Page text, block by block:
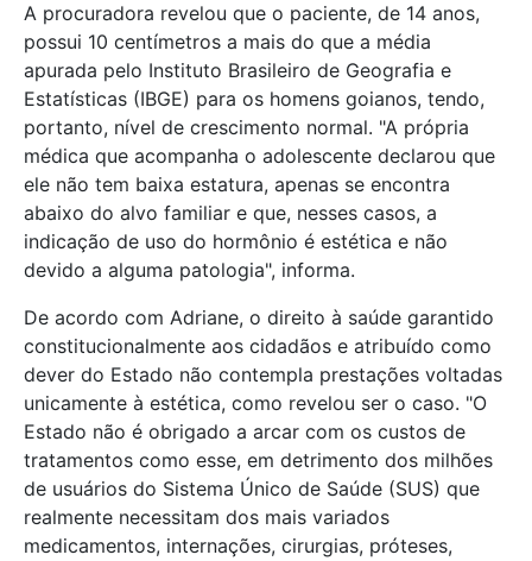
A procuradora revelou que o paciente, de 14 anos,
possui 10 centímetros a mais do que a média
apurada pelo Instituto Brasileiro de Geografia e
Estatísticas (IBGE) para os homens goianos, tendo,
portanto, nível de crescimento normal. "A própria
médica que acompanha o adolescente declarou que
ele não tem baixa estatura, apenas se encontra
abaixo do alvo familiar e que, nesses casos, a
indicação de uso do hormônio é estética e não
devido a alguma patologia", informa.
De acordo com Adriane, o direito à saúde garantido
constitucionalmente aos cidadãos e atribuído como
dever do Estado não contempla prestações voltadas
unicamente à estética, como revelou ser o caso. "O
Estado não é obrigado a arcar com os custos de
tratamentos como esse, em detrimento dos milhões
de usuários do Sistema Único de Saúde (SUS) que
realmente necessitam dos mais variados
medicamentos, internações, cirurgias, próteses,